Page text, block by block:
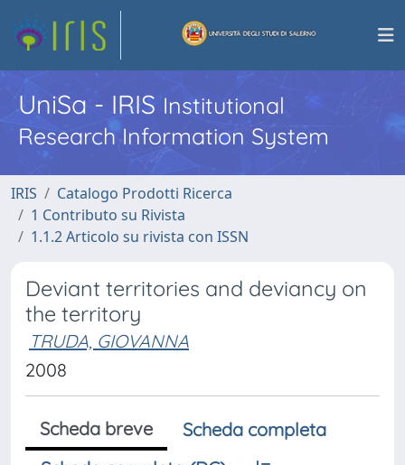
UniSa - IRISInstitutional
Research Information System
IRIS
Catalogo Prodotti Ricerca
1 Contributo su Rivista
1.1.2 Articolo su rivista con ISSN
Deviant territories and deviancy on
the territory
TRUDA, GIOVANNA
2008
Scheda breve
Scheda completa